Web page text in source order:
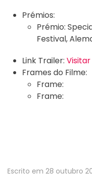
Prémios:
Prémio:
Festival,
Link Trailer:
Frames do Filme:
Frame:
Frame:
Escrito em 28 outubro